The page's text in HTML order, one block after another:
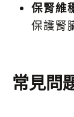
保腎維
保護腎
常見問